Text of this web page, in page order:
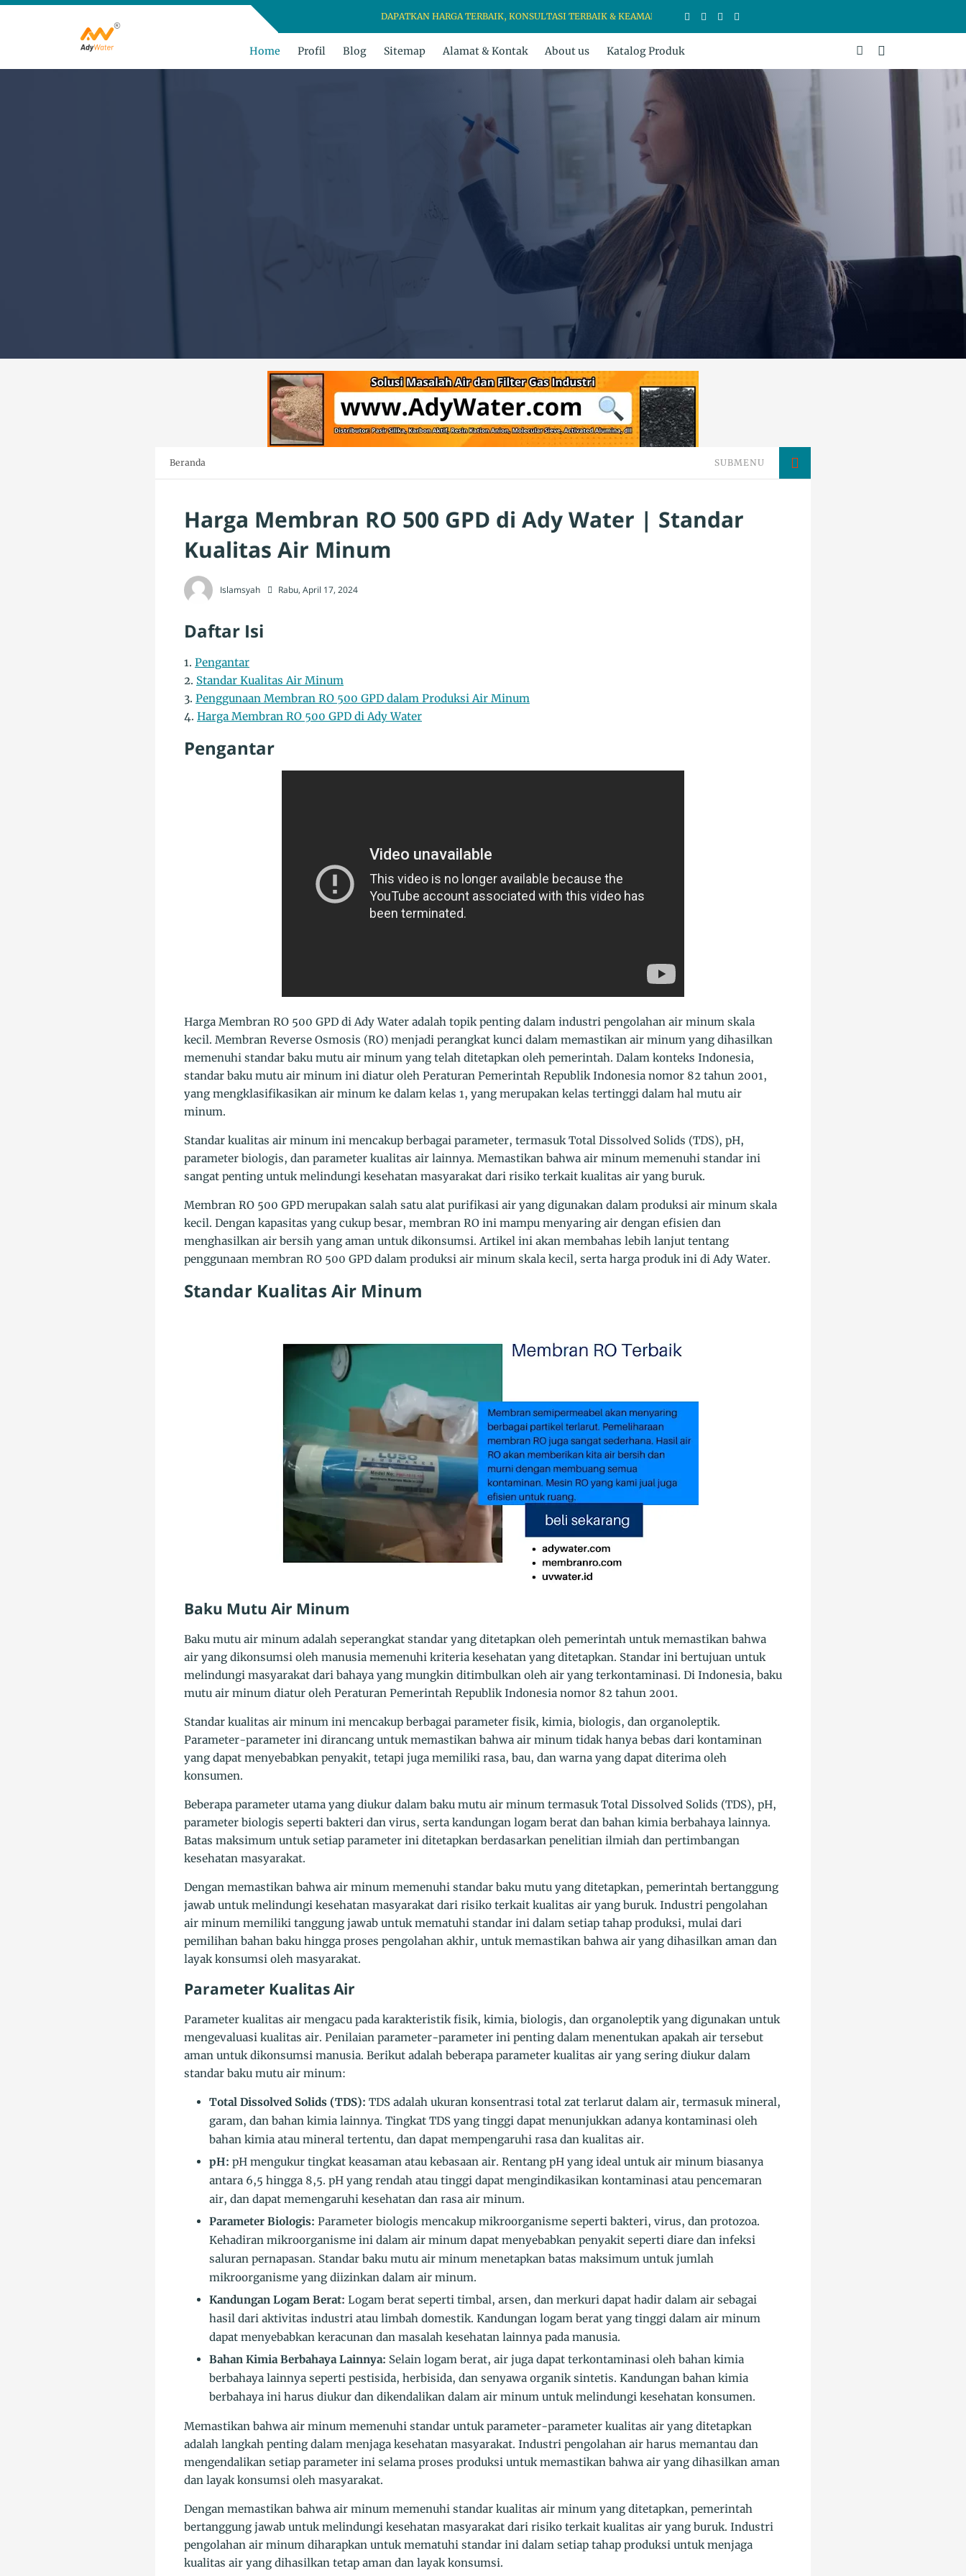
DAPATKAN HARGA TERBAIK, KONSULTASI TERBAIK & KEAMANAN PRODUK DI SINI
Home Profil Blog Sitemap Alamat & Kontak About us Katalog Produk
Beranda SUBMENU
Harga Membran RO 500 GPD di Ady Water | Standar
Kualitas Air Minum
Islamsyah Rabu, April 17, 2024
Daftar Isi
1. Pengantar
2. Standar Kualitas Air Minum
3. Penggunaan Membran RO 500 GPD dalam Produksi Air Minum
4. Harga Membran RO 500 GPD di Ady Water
Pengantar
Harga Membran RO 500 GPD di Ady Water adalah topik penting dalam industri pengolahan air minum skala
kecil. Membran Reverse Osmosis (RO) menjadi perangkat kunci dalam memastikan air minum yang dihasilkan
memenuhi standar baku mutu air minum yang telah ditetapkan oleh pemerintah. Dalam konteks Indonesia,
standar baku mutu air minum ini diatur oleh Peraturan Pemerintah Republik Indonesia nomor 82 tahun 2001,
yang mengklasifikasikan air minum ke dalam kelas 1, yang merupakan kelas tertinggi dalam hal mutu air
minum.
Standar kualitas air minum ini mencakup berbagai parameter, termasuk Total Dissolved Solids (TDS), pH,
parameter biologis, dan parameter kualitas air lainnya. Memastikan bahwa air minum memenuhi standar ini
sangat penting untuk melindungi kesehatan masyarakat dari risiko terkait kualitas air yang buruk.
Membran RO 500 GPD merupakan salah satu alat purifikasi air yang digunakan dalam produksi air minum skala
kecil. Dengan kapasitas yang cukup besar, membran RO ini mampu menyaring air dengan efisien dan
menghasilkan air bersih yang aman untuk dikonsumsi. Artikel ini akan membahas lebih lanjut tentang
penggunaan membran RO 500 GPD dalam produksi air minum skala kecil, serta harga produk ini di Ady Water.
Standar Kualitas Air Minum
Baku Mutu Air Minum
Baku mutu air minum adalah seperangkat standar yang ditetapkan oleh pemerintah untuk memastikan bahwa
air yang dikonsumsi oleh manusia memenuhi kriteria kesehatan yang ditetapkan. Standar ini bertujuan untuk
melindungi masyarakat dari bahaya yang mungkin ditimbulkan oleh air yang terkontaminasi. Di Indonesia, baku
mutu air minum diatur oleh Peraturan Pemerintah Republik Indonesia nomor 82 tahun 2001.
Standar kualitas air minum ini mencakup berbagai parameter fisik, kimia, biologis, dan organoleptik.
Parameter-parameter ini dirancang untuk memastikan bahwa air minum tidak hanya bebas dari kontaminan
yang dapat menyebabkan penyakit, tetapi juga memiliki rasa, bau, dan warna yang dapat diterima oleh
konsumen.
Beberapa parameter utama yang diukur dalam baku mutu air minum termasuk Total Dissolved Solids (TDS), pH,
parameter biologis seperti bakteri dan virus, serta kandungan logam berat dan bahan kimia berbahaya lainnya.
Batas maksimum untuk setiap parameter ini ditetapkan berdasarkan penelitian ilmiah dan pertimbangan
kesehatan masyarakat.
Dengan memastikan bahwa air minum memenuhi standar baku mutu yang ditetapkan, pemerintah bertanggung
jawab untuk melindungi kesehatan masyarakat dari risiko terkait kualitas air yang buruk. Industri pengolahan
air minum memiliki tanggung jawab untuk mematuhi standar ini dalam setiap tahap produksi, mulai dari
pemilihan bahan baku hingga proses pengolahan akhir, untuk memastikan bahwa air yang dihasilkan aman dan
layak konsumsi oleh masyarakat.
Parameter Kualitas Air
Parameter kualitas air mengacu pada karakteristik fisik, kimia, biologis, dan organoleptik yang digunakan untuk
mengevaluasi kualitas air. Penilaian parameter-parameter ini penting dalam menentukan apakah air tersebut
aman untuk dikonsumsi manusia. Berikut adalah beberapa parameter kualitas air yang sering diukur dalam
standar baku mutu air minum:
Total Dissolved Solids (TDS): TDS adalah ukuran konsentrasi total zat terlarut dalam air, termasuk mineral,
garam, dan bahan kimia lainnya. Tingkat TDS yang tinggi dapat menunjukkan adanya kontaminasi oleh
bahan kimia atau mineral tertentu, dan dapat mempengaruhi rasa dan kualitas air.
pH: pH mengukur tingkat keasaman atau kebasaan air. Rentang pH yang ideal untuk air minum biasanya
antara 6,5 hingga 8,5. pH yang rendah atau tinggi dapat mengindikasikan kontaminasi atau pencemaran
air, dan dapat memengaruhi kesehatan dan rasa air minum.
Parameter Biologis: Parameter biologis mencakup mikroorganisme seperti bakteri, virus, dan protozoa.
Kehadiran mikroorganisme ini dalam air minum dapat menyebabkan penyakit seperti diare dan infeksi
saluran pernapasan. Standar baku mutu air minum menetapkan batas maksimum untuk jumlah
mikroorganisme yang diizinkan dalam air minum.
Kandungan Logam Berat: Logam berat seperti timbal, arsen, dan merkuri dapat hadir dalam air sebagai
hasil dari aktivitas industri atau limbah domestik. Kandungan logam berat yang tinggi dalam air minum
dapat menyebabkan keracunan dan masalah kesehatan lainnya pada manusia.
Bahan Kimia Berbahaya Lainnya: Selain logam berat, air juga dapat terkontaminasi oleh bahan kimia
berbahaya lainnya seperti pestisida, herbisida, dan senyawa organik sintetis. Kandungan bahan kimia
berbahaya ini harus diukur dan dikendalikan dalam air minum untuk melindungi kesehatan konsumen.
Memastikan bahwa air minum memenuhi standar untuk parameter-parameter kualitas air yang ditetapkan
adalah langkah penting dalam menjaga kesehatan masyarakat. Industri pengolahan air harus memantau dan
mengendalikan setiap parameter ini selama proses produksi untuk memastikan bahwa air yang dihasilkan aman
dan layak konsumsi oleh masyarakat.
Dengan memastikan bahwa air minum memenuhi standar kualitas air minum yang ditetapkan, pemerintah
bertanggung jawab untuk melindungi kesehatan masyarakat dari risiko terkait kualitas air yang buruk. Industri
pengolahan air minum diharapkan untuk mematuhi standar ini dalam setiap tahap produksi untuk menjaga
kualitas air yang dihasilkan tetap aman dan layak konsumsi.